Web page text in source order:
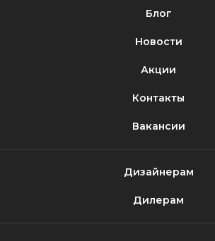
Блог
Новости
Акции
Контакты
Вакансии
Дизайнерам
Дилерам